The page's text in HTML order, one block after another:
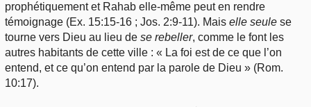
prophétiquement et Rahab elle-même peut en rendre
témoignage (Ex. 15:15-16 ; Jos. 2:9-11). Mais elle seule se
tourne vers Dieu au lieu de se rebeller, comme le font les
autres habitants de cette ville : « La foi est de ce que l’on
entend, et ce qu’on entend par la parole de Dieu » (Rom.
10:17).